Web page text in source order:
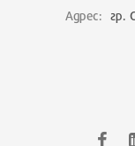
Адрес: гр.